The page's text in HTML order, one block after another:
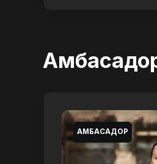
АМБАСАДОР